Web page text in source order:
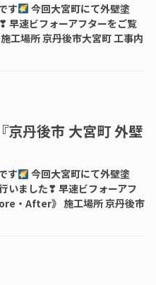
す
今回大宮町にて外壁塗
早速ビフォーアフターをご覧
工場所 京丹後市大宮町 工事内
京丹後市 大宮町 外壁
す
今回大宮町にて外壁塗
いました❣ 早速ビフォーアフ
・After》 施工場所 京丹後市